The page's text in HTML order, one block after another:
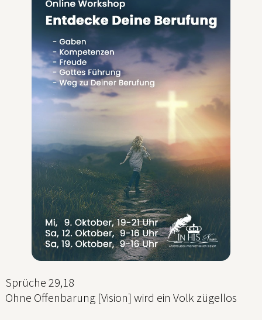
Sprüche 29,18
Ohne Offenbarung [Vision] wird ein Volk zügellos